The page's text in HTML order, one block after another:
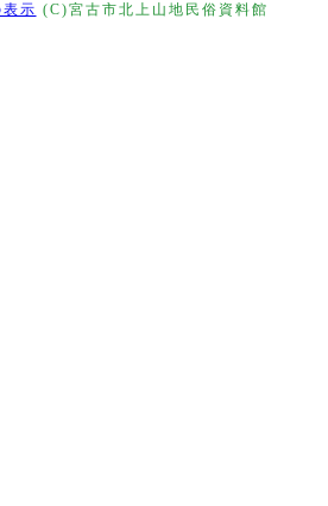
示 (C)宮古市北上山地民俗資料館